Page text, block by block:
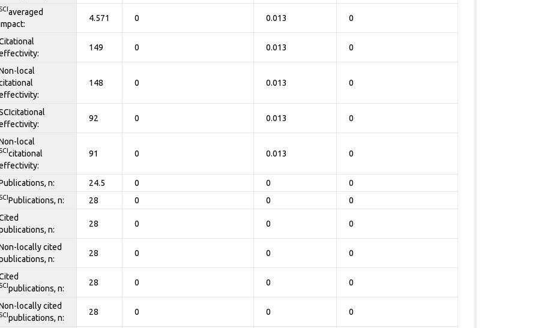
averaged
4.571 0 0.013 0
149 0 0.013 0
local
148 0 0.013 0
92 0 0.013 0
local
citational
91 0 0.013 0
n: 24.5 0 0 0
Publications, n: 28 0 0
0
n:
28 0 0 0
locally cited
n:
28 0 0 0
publications, n:
28 0 0 0
locally cited
publications, n:
28 0 0 0